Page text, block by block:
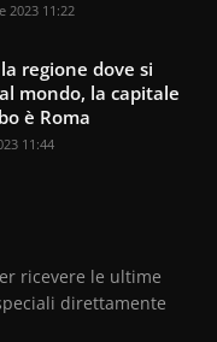
2023 11:22
regione dove si
mondo, la capitale
è Roma
11:44
ricevere le ultime
direttamente